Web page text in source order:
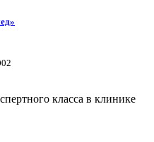
класса в клинике